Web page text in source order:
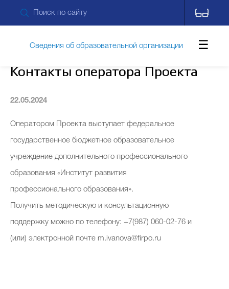
Контакты опе ратора Проекта
22.05.2024
Оператором Проекта выступает федеральное
государственное бюджетное образовательное
учреждение дополнительного профессионального
образования «Институт развития
профессионального образования».
Получить методическую и консультационную
поддержку можно по телефону: +7(987) 060-02-76 и
(или) электронной почте m.ivanova@firpo.ru
Сведения об образовательной организации
Противодействие коррупции
Дополнительные сведения
Контакты